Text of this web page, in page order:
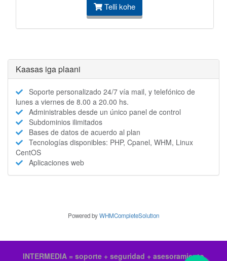
Telli kohe
Kaasas iga plaani
Soporte personalizado 24/7 vía mail, y telefónico de
lunes a viernes de 8.00 a 20.00 hs.
Administrables desde un único panel de control
Subdominios ilimitados
Bases de datos de acuerdo al plan
Tecnologías disponibles: PHP, Cpanel, WHM, Linux
CentOS
Aplicaciones web
Powered byWHMCompleteSolution
INTERMEDIA = soporte + seguridad + asesoramiento